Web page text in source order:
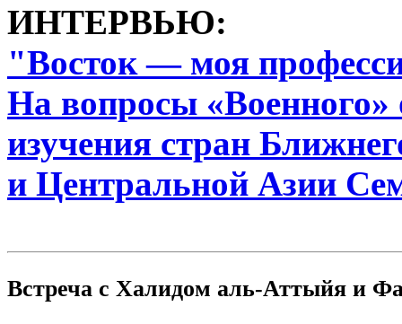
ИНТЕРВЬЮ:
"Восток — моя
На вопросы «Военного»
изучения стран
и Центральной Азии
Встреча с Халидом аль-Аттыйя и